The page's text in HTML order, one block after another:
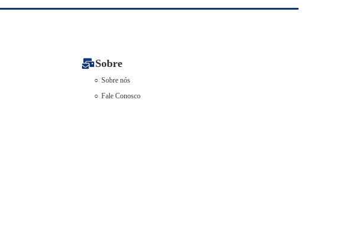
Sobre
Sobre nós
Fale Conosco